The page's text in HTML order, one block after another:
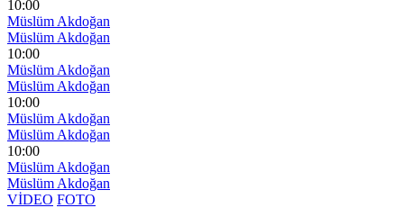
10:00
Müslüm Akdoğan
Müslüm Akdoğan
10:00
Müslüm Akdoğan
Müslüm Akdoğan
10:00
Müslüm Akdoğan
Müslüm Akdoğan
10:00
Müslüm Akdoğan
Müslüm Akdoğan
VİDEO FOTO